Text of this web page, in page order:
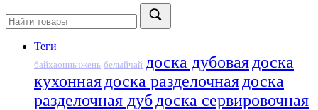
Теги
байхаоиньчжень белыйчай доска дубовая доска
кухонная доска разделочная доска
разделочная дуб доска сервировочная